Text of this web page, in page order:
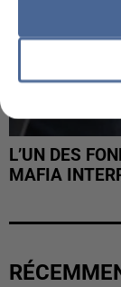
L’UN DES
MAFIA